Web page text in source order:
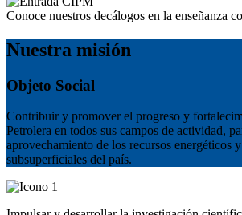
Conoce nuestros decálogos en la enseñanza
Nuestra misión
Objeto Social
Contribuir y promover el progreso y
Petrolera en todos sus campos de actividad,
aprovechamiento de los recursos energéticos
subsuperficiales del país.